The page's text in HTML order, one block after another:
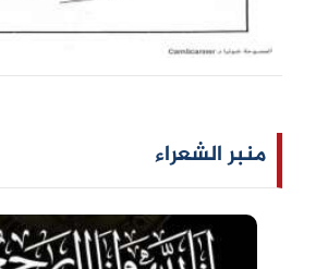
منبر الشعراء